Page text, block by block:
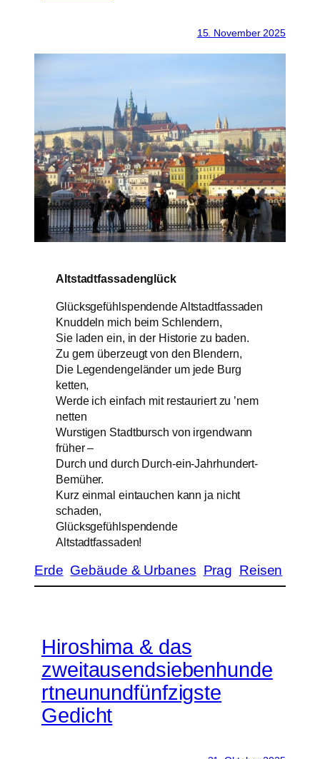
15. November 2025
Altstadtfassadenglück
Glücksgefühlspendende Altstadtfassaden
Knuddeln mich beim Schlendern,
Sie laden ein, in der Historie zu baden.
Zu gern überzeugt von den Blendern,
Die Legendengeländer um jede Burg
ketten,
Werde ich einfach mit restauriert zu ’nem
netten
Wurstigen Stadtbursch von irgendwann
früher –
Durch und durch Durch-ein-Jahrhundert-
Bemüher.
Kurz einmal eintauchen kann ja nicht
schaden,
Glücksgefühlspendende
Altstadtfassaden!
Erde Gebäude & Urbanes Prag Reisen
Hiroshima & das
zweitausendsiebenhunde
rtneunundfünfzigste
Gedicht